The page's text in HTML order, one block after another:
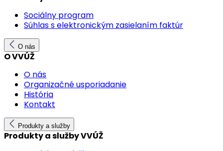
Sociálny program
Súhlas s elektronickým zasielaním faktúr
O nás
O VVÚŽ
O nás
Organizačné usporiadanie
História
Kontakt
Produkty a služby
Produkty a služby VVÚŽ